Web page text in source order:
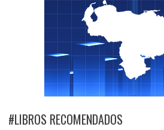
#LIBROS RECOMENDADOS